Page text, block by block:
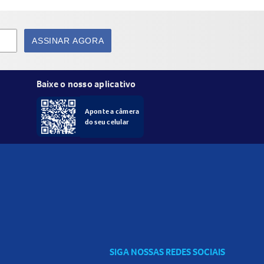
ASSINAR AGORA
Baixe o nosso aplicativo
Aponte a câmera
do seu celular
SIGA NOSSAS REDES SOCIAIS